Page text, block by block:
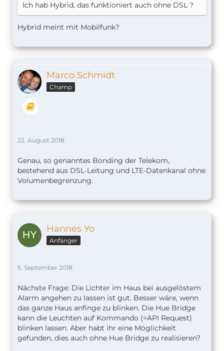
Ich hab Hybrid, das funktioniert auch ohne DSL ?
Hybrid meint mit Mobilfunk?
Marco Schmidt
Champ
22. August 2018
Genau, so genanntes Bonding der Telekom,
bestehend aus DSL-Leitung und LTE-Datenkanal ohne
Volumenbegrenzung.
Hannes Yo
Anfänger
5. September 2018
Nächste Frage: Die Lichter im Haus bei ausgelöstem
Alarm angehen zu lassen ist gut. Besser wäre, wenn
das ganze Haus anfinge zu blinken. Die Hue Bridge
kann die Leuchten auf Kommando (=API Request)
blinken lassen. Aber habt ihr eine Möglichkeit
gefunden, dies auch ohne Hue Bridge zu realisieren?